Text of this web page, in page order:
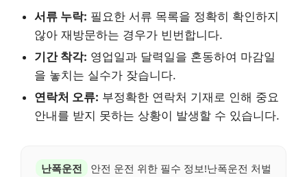
서류 누락: 필요한 서류 목록을 정확히 확인하지
않아 재방문하는 경우가 빈번합니다.
기간 착각: 영업일과 달력일을 혼동하여 마감일
을 놓치는 실수가 잦습니다.
연락처 오류: 부정확한 연락처 기재로 인해 중요
안내를 받지 못하는 상황이 발생할 수 있습니다.
난폭운전
안전 운전 위한 필수 정보!난폭운전 처벌